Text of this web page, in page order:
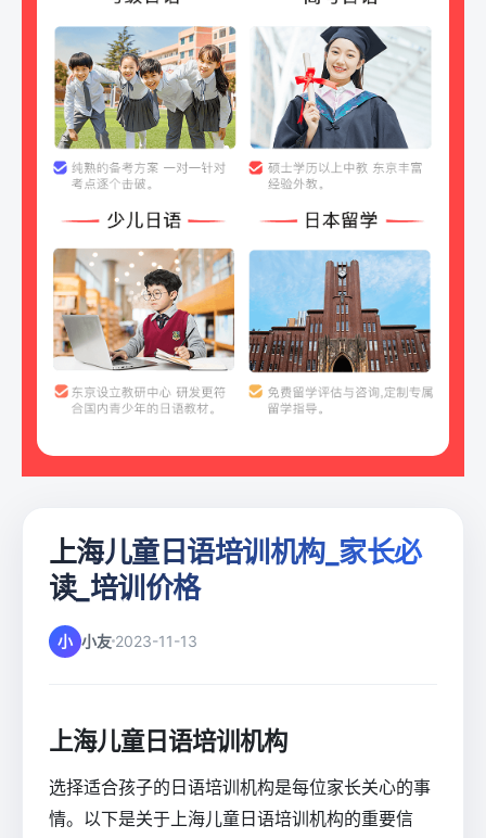
上海儿童日语培训机构_家长必
读_培训价格
小 小友 2023-11-13
上海儿童日语培训机构
选择适合孩子的日语培训机构是每位家长关心的事
情。以下是关于上海儿童日语培训机构的重要信